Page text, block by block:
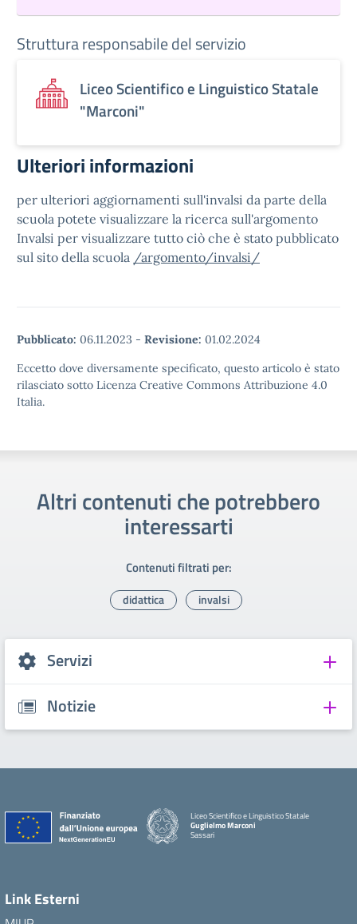
Struttura responsabile del servizio
Liceo Scientifico e Linguistico Statale
"Marconi"
Ulteriori informazioni
per ulteriori aggiornamenti sull'invalsi da parte della
scuola potete visualizzare la ricerca sull'argomento
Invalsi per visualizzare tutto ciò che è stato pubblicato
sul sito della scuola /argomento/invalsi/
Pubblicato: 06.11.2023 - Revisione: 01.02.2024
Eccetto dove diversamente specificato, questo articolo è stato
rilasciato sotto Licenza Creative Commons Attribuzione 4.0
Italia.
Altri contenuti che potrebbero
interessarti
Contenuti filtrati per:
didattica invalsi
Servizi
Notizie
Liceo Scientifico e Linguistico Statale
Guglielmo Marconi
Sassari
Link Esterni